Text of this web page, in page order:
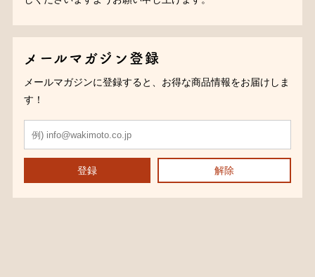
メールマガジン登録
メールマガジンに登録すると、お得な商品情報をお届けしま
す！
登録 解除